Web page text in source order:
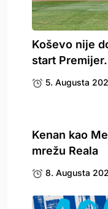
Koševo nije
start Premijer.
5. Augusta
Kenan kao
mrežu Reala
8. Augusta